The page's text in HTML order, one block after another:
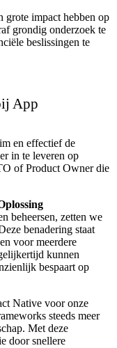
grote impact hebben op
grondig onderzoek te
beslissingen te
App
en effectief de
in te leveren op
of Product Owner die
beheersen, zetten we
benadering staat
voor meerdere
kunnen
bespaart op
Native voor onze
steeds meer
Met deze
door snellere